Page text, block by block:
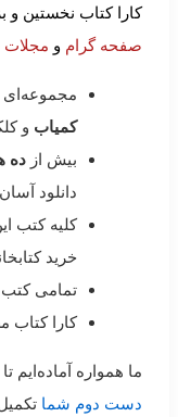
کارا کتاب نخستین
صفحه گرام و مجلات
مجموعه‌ای
کمیاب و
بیش از ده
دانلود
کلیه کتب
خرید
تمامی کتب
کارا کتاب
ما همواره آماده‌ایم
دست دوم شما